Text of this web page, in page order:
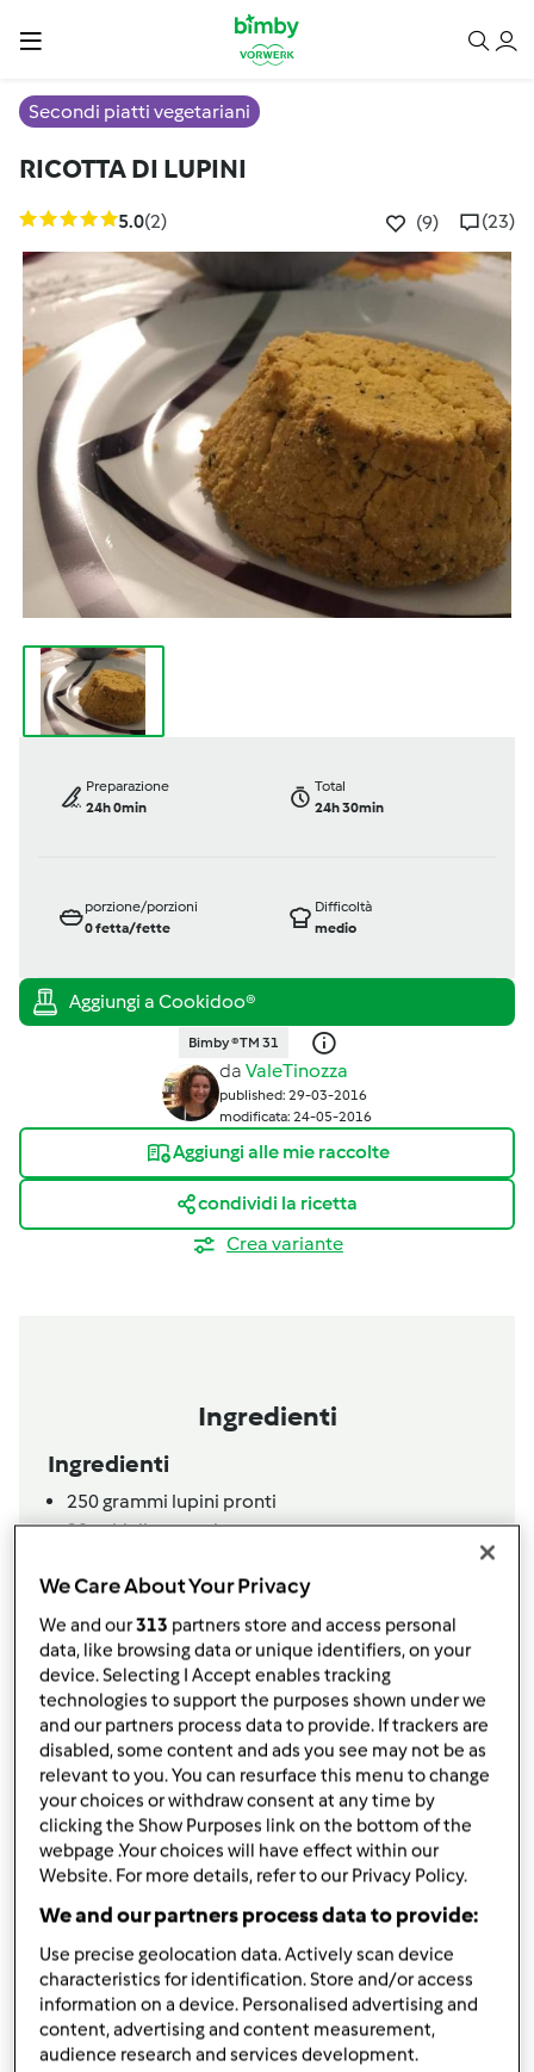
Secondi piatti vegetariani
RICOTTA DI LUPINI
5.0(2) (9) (23)
Preparazione
24h 0min
Total
24h 30min
porzione/porzioni
0fetta/fette
Difficoltà
medio
Bimby ® TM 31
da ValeTinozza
published: 29-03-2016
modificata: 24-05-2016
Aggiungi alle mie raccolte
condividi la ricetta
Crea variante
Ingredienti
Ingredienti
250grammi lupini pronti
20aghi di rosmarino
1cucchiaioolio evo
q.b.acqua
Aggiungi alla lista della spesa
Accessori che ti serviranno
Spatola
acquista
acquista
We Care About Your Privacy
We and our313 partners store and access personal
data, like browsing data or unique identifiers, on your
device. Selecting I Accept enables tracking
technologies to support the purposes shown under we
and our partners process data to provide. If trackers are
disabled, some content and ads you see may not be as
relevant to you. You can resurface this menu to change
your choices or withdraw consent at any time by
clicking the Show Purposes link on the bottom of the
webpage .Your choices will have effect within our
Website. For more details, refer to our Privacy Policy.
We and our partners process data to provide:
Use precise geolocation data. Actively scan device
characteristics for identification. Store and/or access
information on a device. Personalised advertising and
content, advertising and content measurement,
audience research and services development.